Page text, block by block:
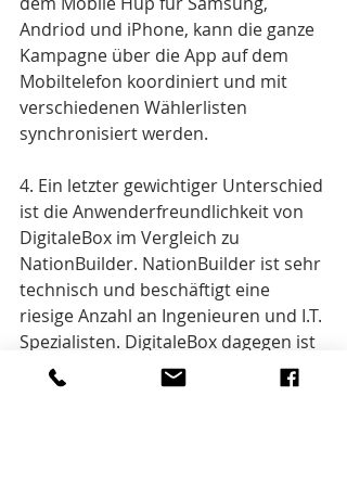
Andriod und iPhone, kann die ganze
Kampagne über die App auf dem
Mobiltelefon koordiniert und mit
verschiedenen Wählerlisten
synchronisiert werden.
4. Ein letzter gewichtiger Unterschied
ist die Anwenderfreundlichkeit von
DigitaleBox im Vergleich zu
NationBuilder. NationBuilder ist sehr
technisch und beschäftigt eine
riesige Anzahl an Ingenieuren und I.T.
Spezialisten. DigitaleBox dagegen ist
als Kommunikationstool viel
einfacher und weniger komplex und